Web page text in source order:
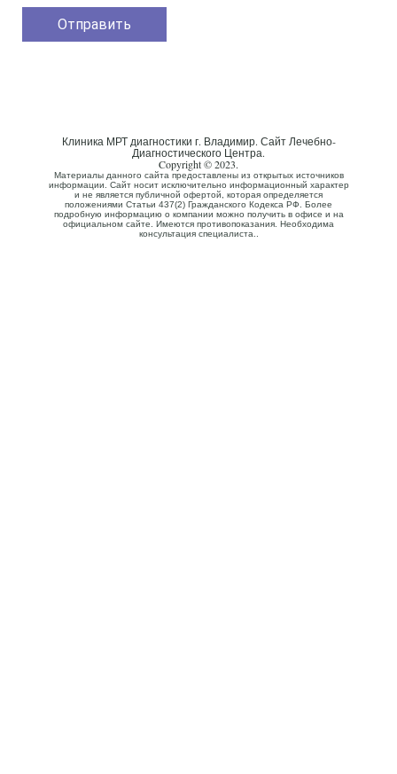
Клиника МРТ диагностики г. Владимир. Сайт Лечебно-
Диагностического Центра.
Copyright © 2023.
Материалы данного сайта предоставлены из открытых источников
информации. Сайт носит исключительно информационный характер
и не является публичной офертой, которая определяется
положениями Статьи 437(2) Гражданского Кодекса РФ. Более
подробную информацию о компании можно получить в офисе и на
официальном сайте. Имеются противопоказания. Необходима
консультация специалиста..